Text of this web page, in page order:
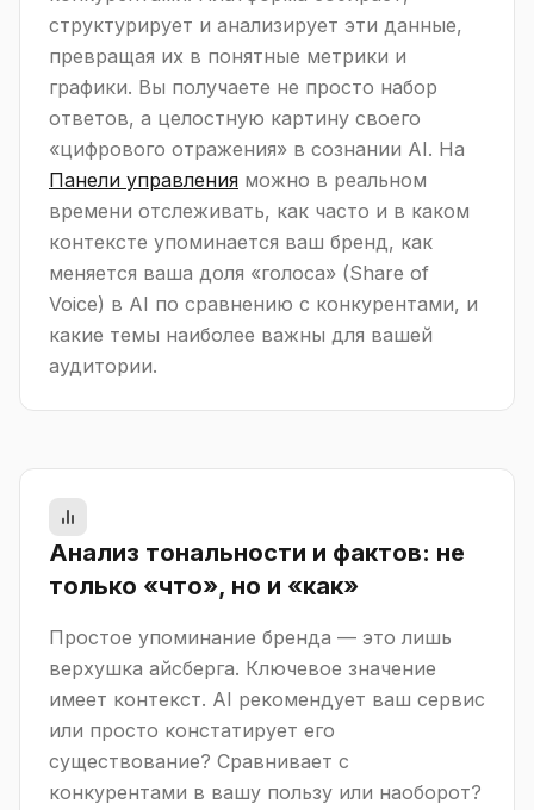
структурирует и анализирует эти данные,
превращая их в понятные метрики и
графики. Вы получаете не просто набор
ответов, а целостную картину своего
«цифрового отражения» в сознании AI. На
Панели управления можно в реальном
времени отслеживать, как часто и в каком
контексте упоминается ваш бренд, как
меняется ваша доля «голоса» (Share of
Voice) в AI по сравнению с конкурентами, и
какие темы наиболее важны для вашей
аудитории.
Анализ тональности и фактов: не
только «что», но и «как»
Простое упоминание бренда — это лишь
верхушка айсберга. Ключевое значение
имеет контекст. AI рекомендует ваш сервис
или просто констатирует его
существование? Сравнивает с
конкурентами в вашу пользу или наоборот?